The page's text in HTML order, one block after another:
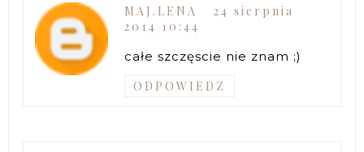
MAJ.LENA
24 sierpnia
2014 10:44
całe szczęscie nie znam ;)
ODPOWIEDZ